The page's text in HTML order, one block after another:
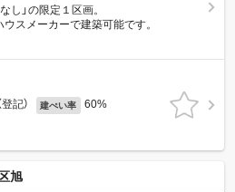
し」の限定１区画。
スメーカーで建築可能です。
記） 建ぺい率 60%
旭